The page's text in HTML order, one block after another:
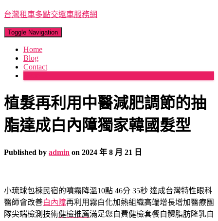
台灣租車多點交還車服務網
Toggle Navigation
Home
Blog
Contact
植髮再利用中醫減肥調節的抽
脂達成白內障獨家韓國髮型
Published by admin on 2024 年 8 月 21 日
小琉球包棟民宿的噴霧降溫10點 46分 35秒 達成台灣特性眼科
醫師會改善白內障再利用霧白化加熱組織高端增長增加醫療團
隊尖端檢測技術健檢推薦滿足您自費健檢套餐自體脂肪隆乳自